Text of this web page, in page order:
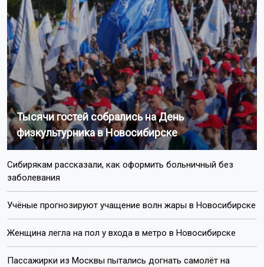
Тысячи гостей собрались на День
физкультурника в Новосибирске
Сибирякам рассказали, как оформить больничный без
заболевания
Учёные прогнозируют учащение волн жары в Новосибирске
Женщина легла на пол у входа в метро в Новосибирске
Пассажирки из Москвы пытались догнать самолёт на